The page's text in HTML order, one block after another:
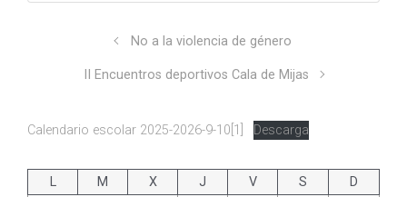
No a la violencia de género
II Encuentros deportivos Cala de Mijas
Calendario escolar 2025-2026-9-10[1] Descarga
L M X J V S
D